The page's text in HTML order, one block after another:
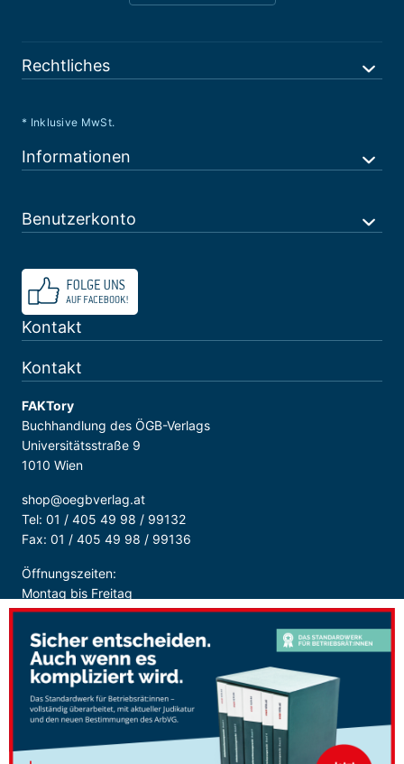
Rechtliches
* Inklusive MwSt.
Informationen
Benutzerkonto
Kontakt
Kontakt
FAKTory
Buchhandlung des ÖGB-Verlags
Universitätsstraße 9
1010 Wien
shop@oegbverlag.at
Tel: 01 / 405 49 98 / 99132
Fax: 01 / 405 49 98 / 99136
Öffnungszeiten:
Montag bis Freitag
9:00 - 18:00 Uhr
durchgehend
Sicher Bezahlen: